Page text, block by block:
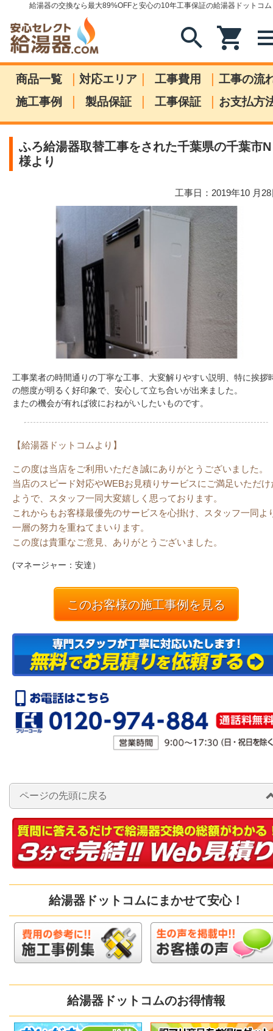
給湯器の交換なら最大89%OFFと安心の10年工事保証の給湯器ドットコム
search shopping_cart
商品一覧 | 対応エリア | 工事費用 | 工事の流
施工事例
| 製品保証 | 工事保証 | お支払方
ふろ給湯器取替工事をされた千葉県の千葉市N
様より
工事日：2019年10 月
工事業者の時間通りの丁寧な工事、大変解りやすい説明、特に挨拶
の態度が明るく好印象で、安心して立ち合いが出来ました。
またの機会が有れば彼におねがいしたいものです。
【給湯器ドットコムより】
この度は当店をご利用いただき誠にありがとうございました。
当店のスピード対応やWEBお見積りサービスにご満足いただけ
ようで、スタッフ一同大変嬉しく思っております。
これからもお客様最優先のサービスを心掛け、スタッフ一同よ
一層の努力を重ねてまいります。
この度は貴重なご意見、ありがとうございました。
(マネージャー：安達）
このお客様の施工事例を見る
ページの先頭に戻る
給湯器ドットコムにまかせて安心！
給湯器ドットコムのお得情報